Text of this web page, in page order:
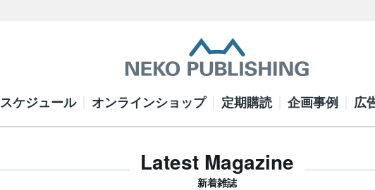
スケジュール オンラインショップ 定期購読 企画事例 広
Latest Magazine
新着雑誌